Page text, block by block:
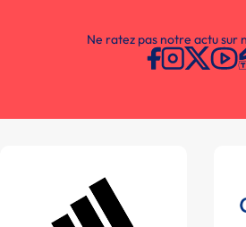
Ne ratez pas notre actu sur